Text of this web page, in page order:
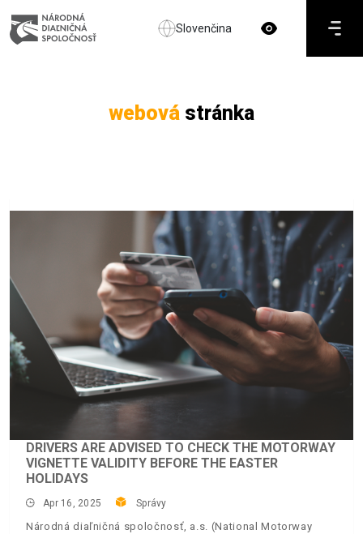
Slovenčina
webová stránka
DRIVERS ARE ADVISED TO CHECK THE MOTORWAY
VIGNETTE VALIDITY BEFORE THE EASTER
HOLIDAYS
Apr 16, 2025 Správy
Národná diaľničná spoločnosť, a.s. (National Motorway